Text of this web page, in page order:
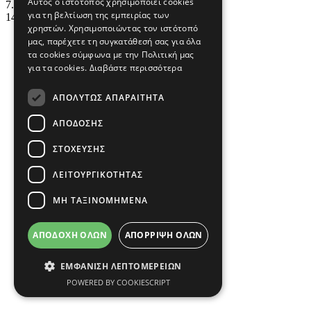
7.45 €
14.90 €για τη βελτίωση της εμπειρίας των
χρηστών. Χρησιμοποιώντας τον ιστότοπό
μας, παρέχετε τη συγκατάθεσή σας για όλα
τα cookies σύμφωνα με την Πολιτική μας
για τα cookies. Διαβάστε περισσότερα
ΑΠΟΛΎΤΩΣ ΑΠΑΡΑΊΤΗΤΑ
ΑΠΌΔΟΣΗΣ
ΣΤΌΧΕΥΣΗΣ
ΛΕΙΤΟΥΡΓΙΚΌΤΗΤΑΣ
ΜΗ ΤΑΞΙΝΟΜΗΜΈΝΑ
ΑΠΟΔΟΧΉ ΌΛΩΝ ΑΠΌΡΡΙΨΗ ΌΛΩΝ
ΕΜΦΆΝΙΣΗ ΛΕΠΤΟΜΕΡΕΙΏΝ
POWERED BY COOKIESCRIPT